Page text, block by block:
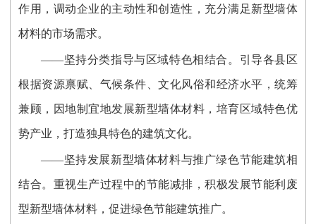
作用，调动企业的主动性和创造性，充分满足新型墙体
材料的市场需求。
——坚持分类指导与区域特色相结合。引导各县区
根据资源禀赋、气候条件、文化风俗和经济水平，统筹
兼顾，因地制宜地发展新型墙体材料，培育区域特色优
势产业，打造独具特色的建筑文化。
——坚持发展新型墙体材料与推广绿色节能建筑相
结合。重视生产过程中的节能减排，积极发展节能利废
型新型墙体材料，促进绿色节能建筑推广。